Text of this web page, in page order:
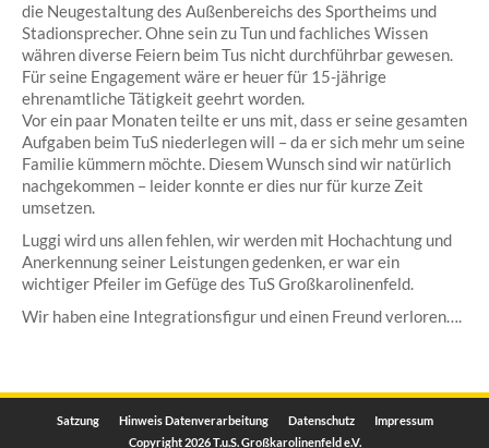
die Neugestaltung des Außenbereichs des Sportheims und
Stadionsprecher. Ohne sein zu Tun und fachliches Wissen
währen diverse Feiern beim Tus nicht durchführbar gewesen.
Für seine Engagement wäre er heuer für 15-jährige
ehrenamtliche Tätigkeit geehrt worden.
Vor ein paar Monaten teilte er uns mit, dass er seine gesamten
Aufgaben beim TuS niederlegen will – da er sich mehr um seine
Familie kümmern möchte. Diesem Wunsch sind wir natürlich
nachgekommen – leider konnte er dies nur für kurze Zeit
umsetzen.
Luggi wird uns allen fehlen, wir werden mit Hochachtung und
Anerkennung seiner Leistungen gedenken, er war ein
wichtiger Pfeiler im Gefüge des TuS Großkarolinenfeld.
Wir haben eine Integrationsfigur und einen Freund verloren….
Copyright 2026 T.u.S. Großkarolinenfeld e.V.
Satzung Hinweis Datenverarbeitung Datenschutz Impressum